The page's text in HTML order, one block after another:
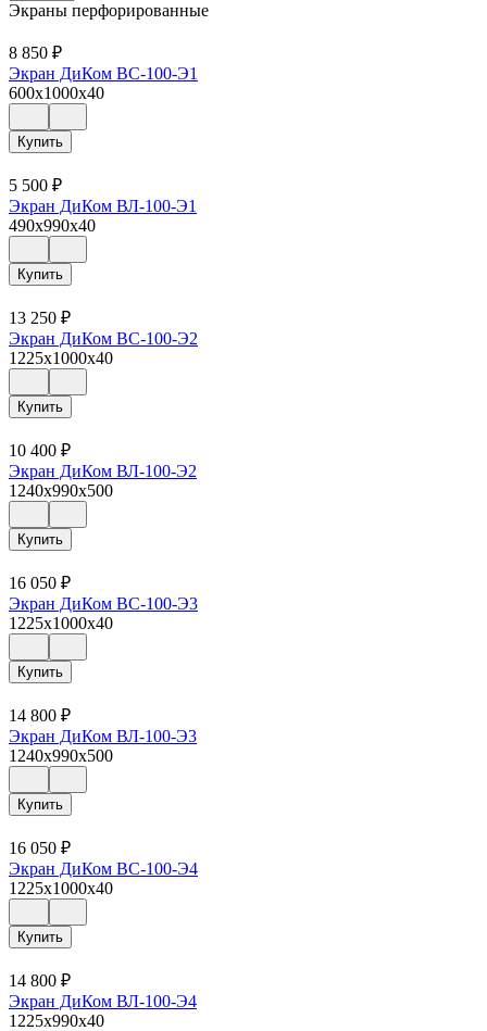
Экраны перфорированные
8 850 ₽
Экран ДиКом ВС-100-Э1
600x1000x40
Купить
5 500 ₽
Экран ДиКом ВЛ-100-Э1
490x990x40
Купить
13 250 ₽
Экран ДиКом ВС-100-Э2
1225x1000x40
Купить
10 400 ₽
Экран ДиКом ВЛ-100-Э2
1240x990x500
Купить
16 050 ₽
Экран ДиКом ВС-100-Э3
1225x1000x40
Купить
14 800 ₽
Экран ДиКом ВЛ-100-Э3
1240x990x500
Купить
16 050 ₽
Экран ДиКом ВС-100-Э4
1225x1000x40
Купить
14 800 ₽
Экран ДиКом ВЛ-100-Э4
1225x990x40